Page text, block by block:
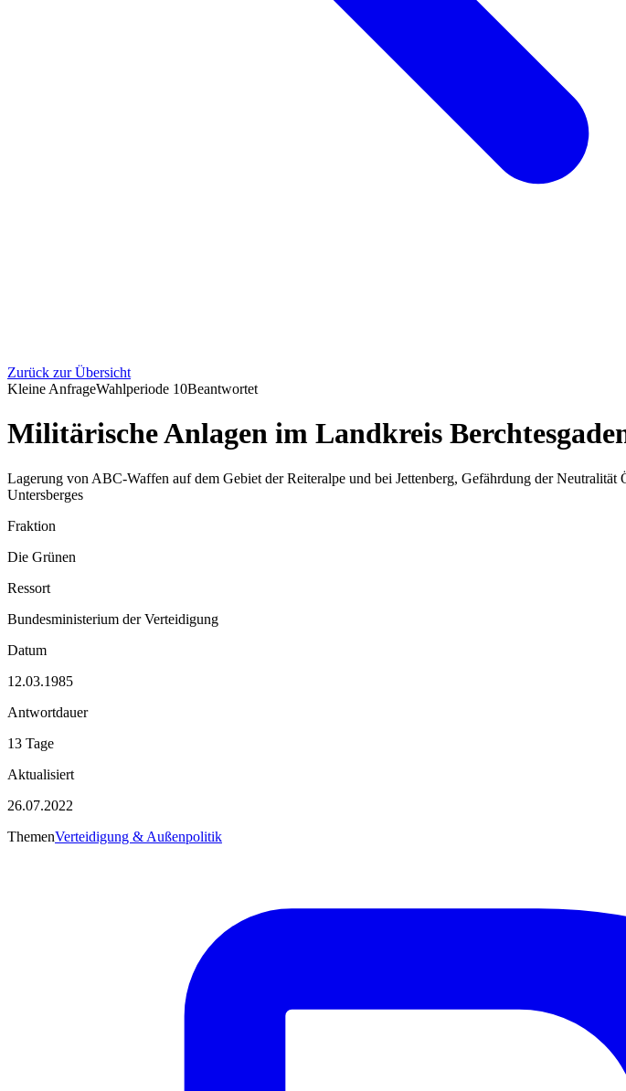
Zurück zur Übersicht
Kleine AnfrageWahlperiode 10Beantwortet
Militärische Anlagen im Landkreis
Lagerung von ABC-Waffen auf dem Gebiet der Reiteralpe und bei Jettenberg, Gefährdung der
Untersberges
Fraktion
Die Grünen
Ressort
Bundesministerium der Verteidigung
Datum
12.03.1985
Antwortdauer
13 Tage
Aktualisiert
26.07.2022
ThemenVerteidigung & Außenpolitik